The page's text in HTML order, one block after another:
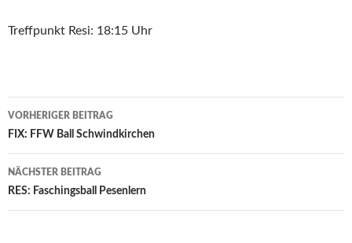
Treffpunkt Resi: 18:15 Uhr
Post
navigation
VORHERIGER BEITRAG
FIX: FFW Ball Schwindkirchen
NÄCHSTER BEITRAG
RES: Faschingsball Pesenlern